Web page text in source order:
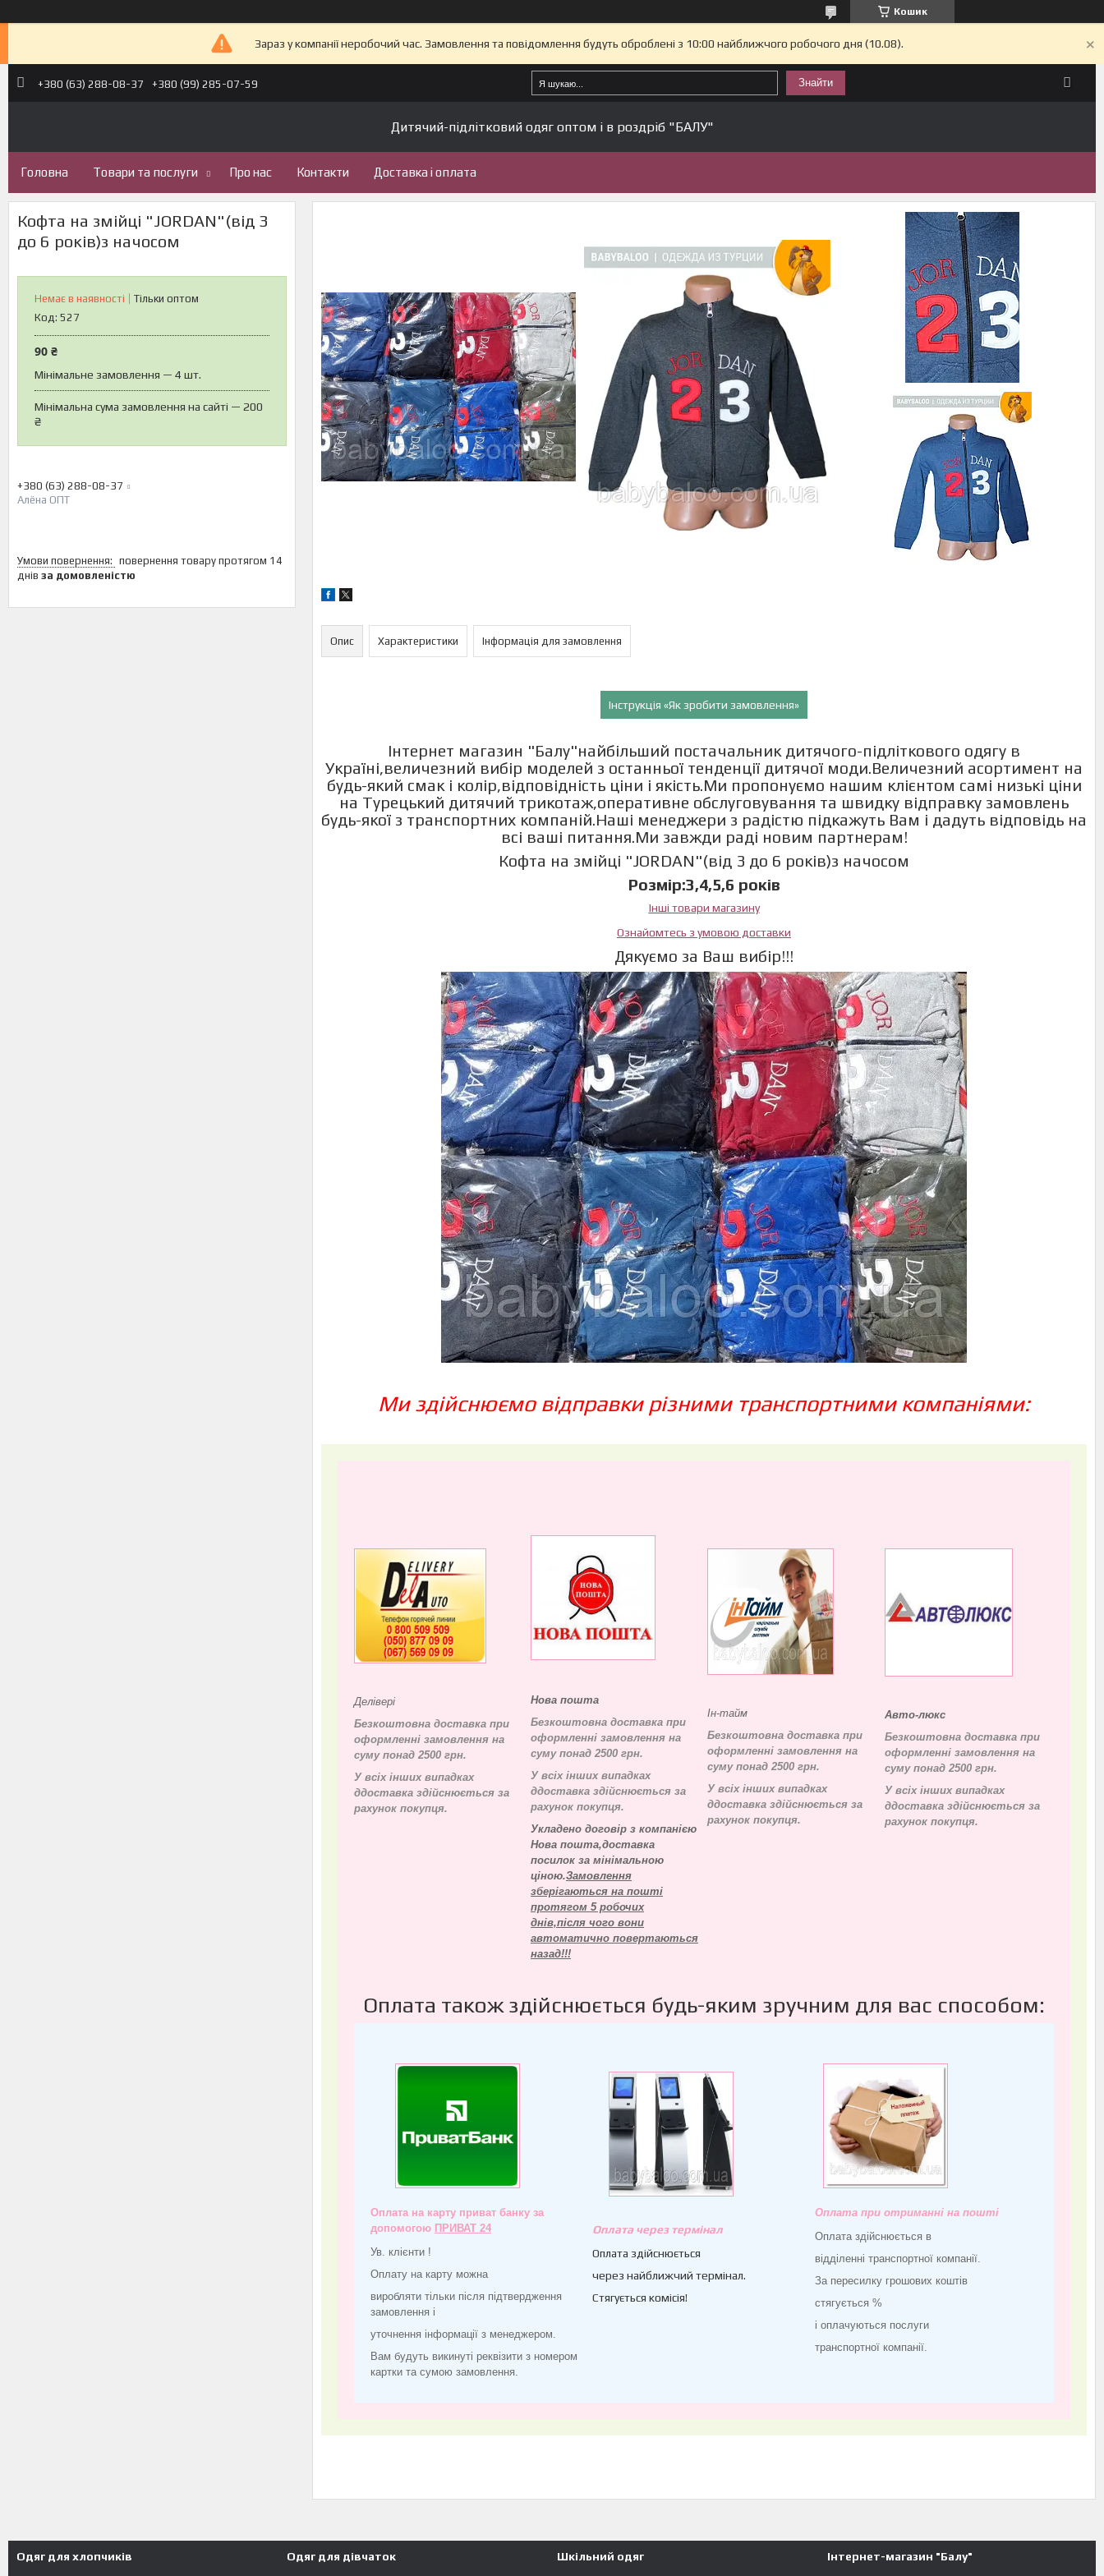
Кошик
Зараз у компанії неробочий час. Замовлення та повідомлення будуть оброблені з 10:00 найближчого робочого дня (10.08).
+380 (63) 288-08-37 +380 (99) 285-07-59 Знайти
Дитячий-підлітковий одяг оптом і в роздріб "БАЛУ"
Головна Товари та послуги Про нас Контакти Доставка і оплата
Кофта на змійці "JORDAN"(від 3
до 6 років)з начосом
Немає в наявності
Тільки оптом
Код: 527
90 ₴
Мінімальне замовлення — 4 шт.
Мінімальна сума замовлення на сайті — 200
₴
+380 (63) 288-08-37
Алёна ОПТ
повернення товару протягом 14
днів за домовленістю
Опис Характеристики Інформація для замовлення
Інструкція «Як зробити замовлення»
Інтернет магазин "Балу"найбільший постачальник дитячого-підліткового одягу в
Україні,величезний вибір моделей з останньої тенденції дитячої моди.Величезний асортимент на
будь-який смак і колір,відповідність ціни і якість.Ми пропонуємо нашим клієнтом самі низькі ціни
на Турецький дитячий трикотаж,оперативне обслуговування та швидку відправку замовлень
будь-якої з транспортних компаній.Наші менеджери з радістю підкажуть Вам і дадуть відповідь на
всі ваші питання.Ми завжди раді новим партнерам!
Кофта на змійці "JORDAN"(від 3 до 6 років)з начосом
Розмір:3,4,5,6 років
Інші товари магазину
Ознайомтесь з умовою доставки
Дякуємо за Ваш вибір!!!
Ми здійснюємо відправки різними транспортними компаніями:
Делівері
Безкоштовна доставка при
оформленні замовлення на
суму понад 2500 грн.
У всіх інших випадках
ддоставка здійснюється за
рахунок покупця.
Нова пошта
Безкоштовна доставка при
оформленні замовлення на
суму понад 2500 грн.
У всіх інших випадках
ддоставка здійснюється за
рахунок покупця.
Укладено договір з компанією
Нова пошта,доставка
посилок за мінімальною
ціною.Замовлення
зберігаються на пошті
протягом 5 робочих
днів,після чого вони
автоматично повертаються
назад!!!
Ін-тайм
Безкоштовна доставка при
оформленні замовлення на
суму понад 2500 грн.
У всіх інших випадках
ддоставка здійснюється за
рахунок покупця.
Авто-люкс
Безкоштовна доставка при
оформленні замовлення на
суму понад 2500 грн.
У всіх інших випадках
ддоставка здійснюється за
рахунок покупця.
Оплата також здійснюється будь-яким зручним для вас способом:
Оплата на карту приват банку за
допомогою ПРИВАТ 24
Ув. клієнти !
Оплату на карту можна
виробляти тільки після підтвердження
замовлення і
уточнення інформації з менеджером.
Вам будуть викинуті реквізити з номером
картки та сумою замовлення.
Оплата через термінал
Оплата здійснюється
через найближчий термінал.
Стягується комісія!
Оплата при отриманні на пошті
Оплата здійснюється в
відділенні транспортної компанії.
За пересилку грошових коштів
стягується %
і оплачуються послуги
транспортної компанії.
Одяг для хлопчиків Одяг для дівчаток Шкільний одяг Інтернет-магазин "Балу"